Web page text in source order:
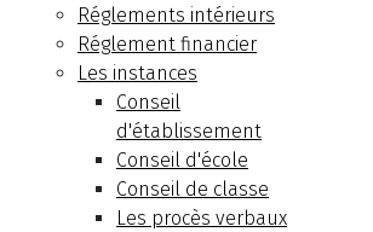
Réglements intérieurs
Réglement financier
Les instances
Conseil
d'établissement
Conseil d'école
Conseil de classe
Les procès verbaux